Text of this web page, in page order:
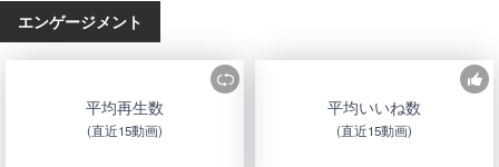
エンゲージメント
平均再生数
(直近15動画)
平均いいね数
(直近15動画)